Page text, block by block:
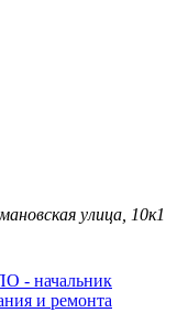
улица, 10к1
- начальник
и ремонта